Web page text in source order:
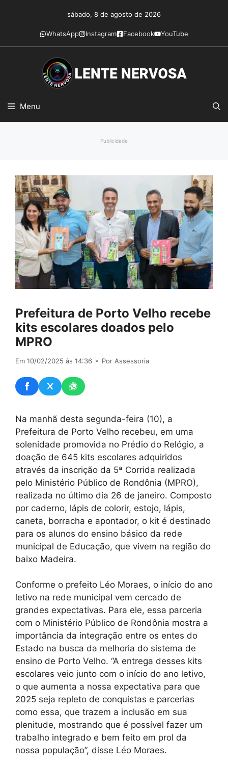
conteúdo
sábado, 8 de agosto de 2026
WhatsApp Instagram Facebook YouTube
Menu
Publicidade
Prefeitura de Porto Velho recebe
kits escolares doados pelo
MPRO
Em 10/02/2025 às 14:36 ⚬ Por Assessoria
Na manhã desta segunda-feira (10), a
Prefeitura de Porto Velho recebeu, em uma
solenidade promovida no Prédio do Relógio, a
doação de 645 kits escolares adquiridos
através da inscrição da 5ª Corrida realizada
pelo Ministério Público de Rondônia (MPRO),
realizada no último dia 26 de janeiro. Composto
por caderno, lápis de colorir, estojo, lápis,
caneta, borracha e apontador, o kit é destinado
para os alunos do ensino básico da rede
municipal de Educação, que vivem na região do
baixo Madeira.
Conforme o prefeito Léo Moraes, o início do ano
letivo na rede municipal vem cercado de
grandes expectativas. Para ele, essa parceria
com o Ministério Público de Rondônia mostra a
importância da integração entre os entes do
Estado na busca da melhoria do sistema de
ensino de Porto Velho. “A entrega desses kits
escolares veio junto com o início do ano letivo,
o que aumenta a nossa expectativa para que
2025 seja repleto de conquistas e parcerias
como essa, que trazem a inclusão em sua
plenitude, mostrando que é possível fazer um
trabalho integrado e bem feito em prol da
nossa população”, disse Léo Moraes.